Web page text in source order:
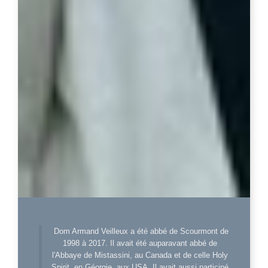
Dom Armand Veilleux a été abbé de Scourmont de
1998 à 2017. Il avait été auparavant abbé de
l'Abbaye de Mistassini, au Canada et de celle Holy